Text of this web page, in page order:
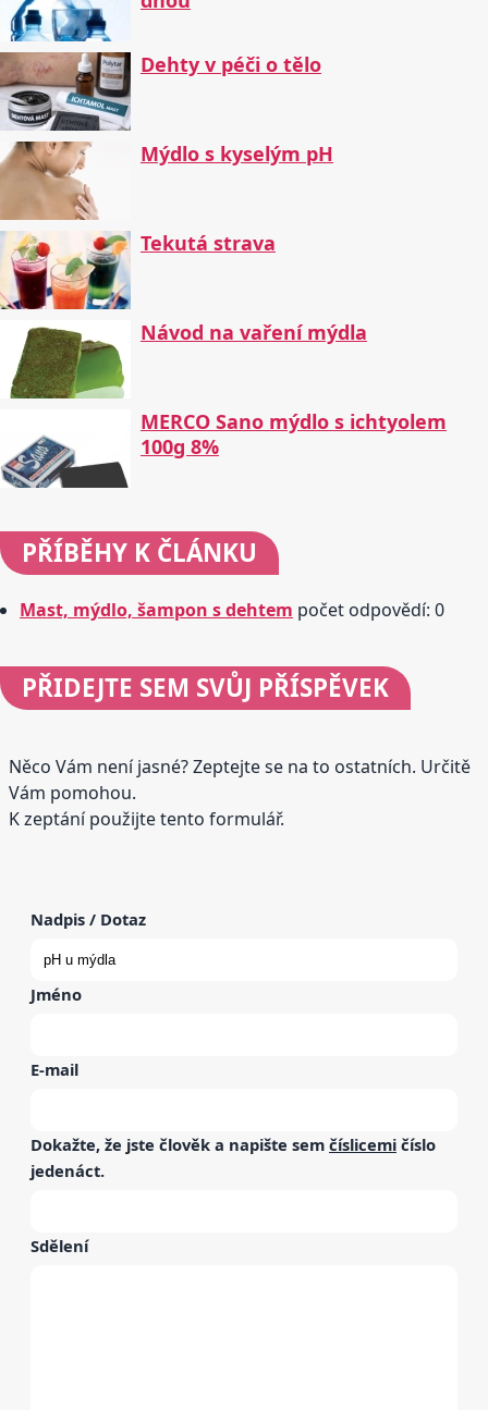
Dehty v péči o tělo
Mýdlo s kyselým pH
Tekutá strava
Návod na vaření mýdla
MERCO Sano mýdlo s ichtyolem
100g 8%
PŘÍBĚHY K ČLÁNKU
Mast, mýdlo, šampon s dehtem počet odpovědí: 0
PŘIDEJTE SEM SVŮJ PŘÍSPĚVEK
Něco Vám není jasné? Zeptejte se na to ostatních. Určitě
Vám pomohou.
K zeptání použijte tento formulář.
Nadpis / Dotaz
Jméno
E-mail
Dokažte, že jste člověk a napište sem číslicemi číslo
jedenáct.
Sdělení